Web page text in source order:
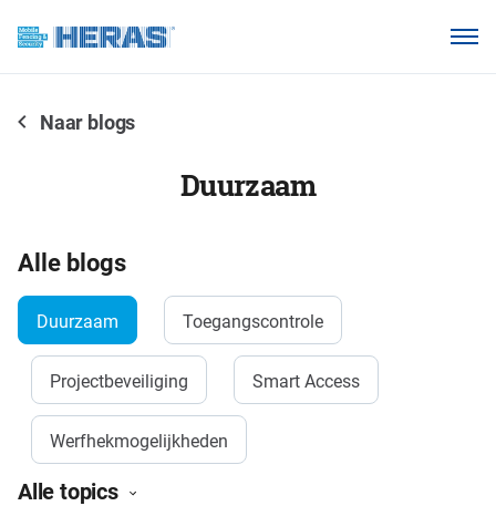
Waarom Heras Mobile?
Webshop
Naar blogs
Duurzaam
Alle blogs
Duurzaam Toegangscontrole
Projectbeveiliging Smart Access
Werfhekmogelijkheden
Alle topics